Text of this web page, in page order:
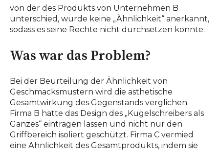
von der des Produkts von Unternehmen B
unterschied, wurde keine „Ähnlichkeit“ anerkannt,
sodass es seine Rechte nicht durchsetzen konnte.
Was war das Problem?
Bei der Beurteilung der Ähnlichkeit von
Geschmacksmustern wird die ästhetische
Gesamtwirkung des Gegenstands verglichen.
Firma B hatte das Design des „Kugelschreibers als
Ganzes“ eintragen lassen und nicht nur den
Griffbereich isoliert geschützt. Firma C vermied
eine Ähnlichkeit des Gesamtprodukts, indem sie